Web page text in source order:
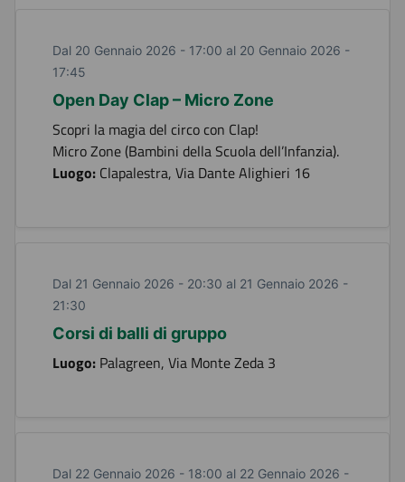
Dal 20 Gennaio 2026 - 17:00 al 20 Gennaio 2026 -
17:45
Open Day Clap – Micro Zone
Scopri la magia del circo con Clap!
Micro Zone (Bambini della Scuola dell’Infanzia).
Luogo: Clapalestra, Via Dante Alighieri 16
Dal 21 Gennaio 2026 - 20:30 al 21 Gennaio 2026 -
21:30
Corsi di balli di gruppo
Luogo: Palagreen, Via Monte Zeda 3
Dal 22 Gennaio 2026 - 18:00 al 22 Gennaio 2026 -